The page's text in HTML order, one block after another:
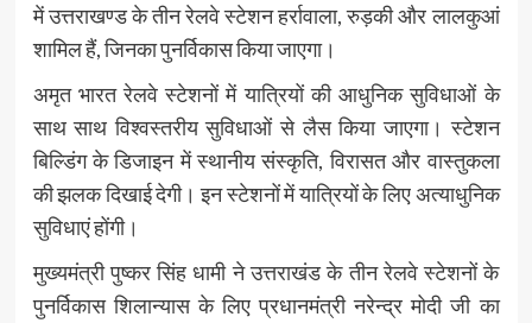
में उत्तराखण्ड के तीन रेलवे स्टेशन हर्रावाला, रुड़की और लालकुआं
शामिल हैं, जिनका पुनर्विकास किया जाएगा।
अमृत भारत रेलवे स्टेशनों में यात्रियों की आधुनिक सुविधाओं के
साथ साथ विश्वस्तरीय सुविधाओं से लैस किया जाएगा। स्टेशन
बिल्डिंग के डिजाइन में स्थानीय संस्कृति, विरासत और वास्तुकला
की झलक दिखाई देगी। इन स्टेशनों में यात्रियों के लिए अत्याधुनिक
सुविधाएं होंगी।
मुख्यमंत्री पुष्कर सिंह धामी ने उत्तराखंड के तीन रेलवे स्टेशनों के
पुनर्विकास शिलान्यास के लिए प्रधानमंत्री नरेन्द्र मोदी जी का